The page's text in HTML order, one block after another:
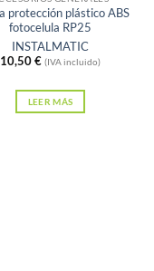
protección plástico ABS
fotocelula RP25
INSTALMATIC
10,50€ (IVA incluido)
LEER MÁS